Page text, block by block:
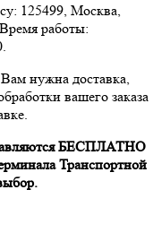
125499, Москва,
работы:
нужна доставка,
вашего заказа
БЕСПЛАТНО
Транспортной